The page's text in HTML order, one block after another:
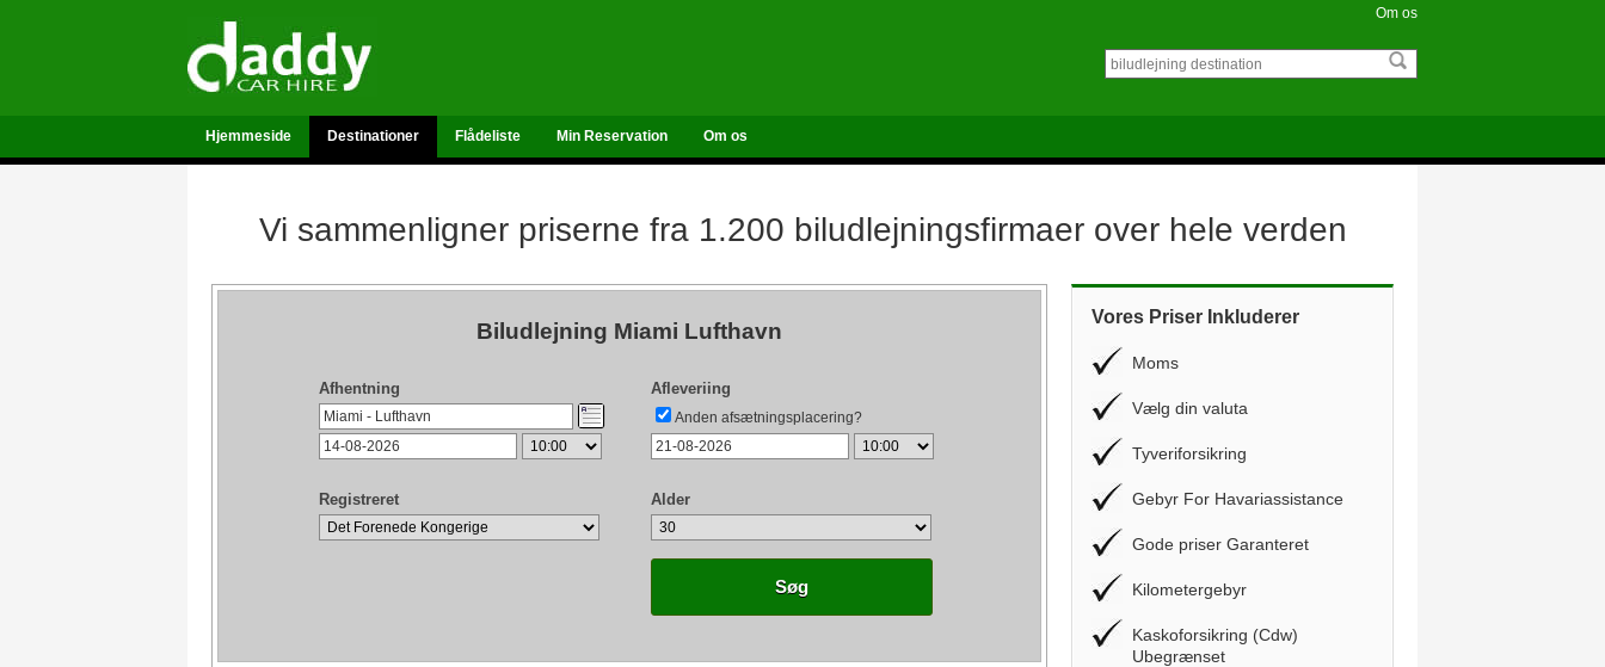
Om os
Hjemmeside Destinationer Flådeliste Min Reservation Om os
Vi sammenligner priserne fra 1.200 biludlejningsfirmaer over hele verden
Biludlejning Miami Lufthavn
Afhentning Afleveriing
Anden afsætningsplacering?
Registreret Alder
Søg
Vores Priser Inkluderer
Moms
Vælg din valuta
Tyveriforsikring
Gebyr For Havariassistance
Gode priser Garanteret
Kilometergebyr
Kaskoforsikring (Cdw)
Ubegrænset